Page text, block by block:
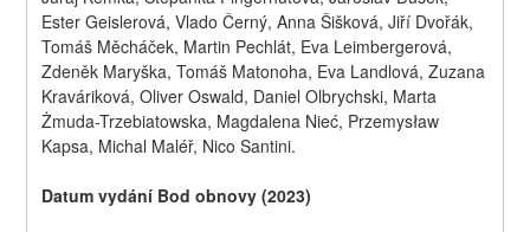
Ester Geislerová, Vlado Černý, Anna Šišková, Jiří Dvořák,
Tomáš Měcháček, Martin Pechlát, Eva Leimbergerová,
Zdeněk Maryška, Tomáš Matonoha, Eva Landlová, Zuzana
Kraváriková, Oliver Oswald, Daniel Olbrychski, Marta
Żmuda-Trzebiatowska, Magdalena Nieć, Przemysław
Kapsa, Michal Maléř, Nico Santini.
Datum vydání Bod obnovy (2023)